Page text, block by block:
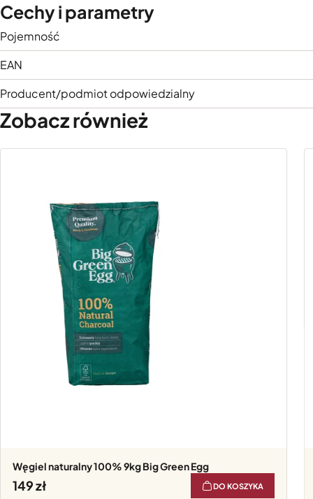
Cechy i parametry
Pojemność
EAN
Producent/podmiot odpowiedzialny
Zobacz również
Węgiel naturalny 100% 9kg Big Green Egg
149 DO KOSZYKA